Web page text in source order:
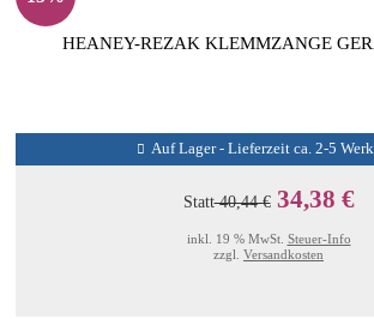
HEANEY-REZAK KLEMMZANGE
Auf Lager - Lieferzeit ca. 2-5
Statt40,44 € 34,38 €
inkl. 19 % MwSt. Steuer-Info
zzgl. Versandkosten